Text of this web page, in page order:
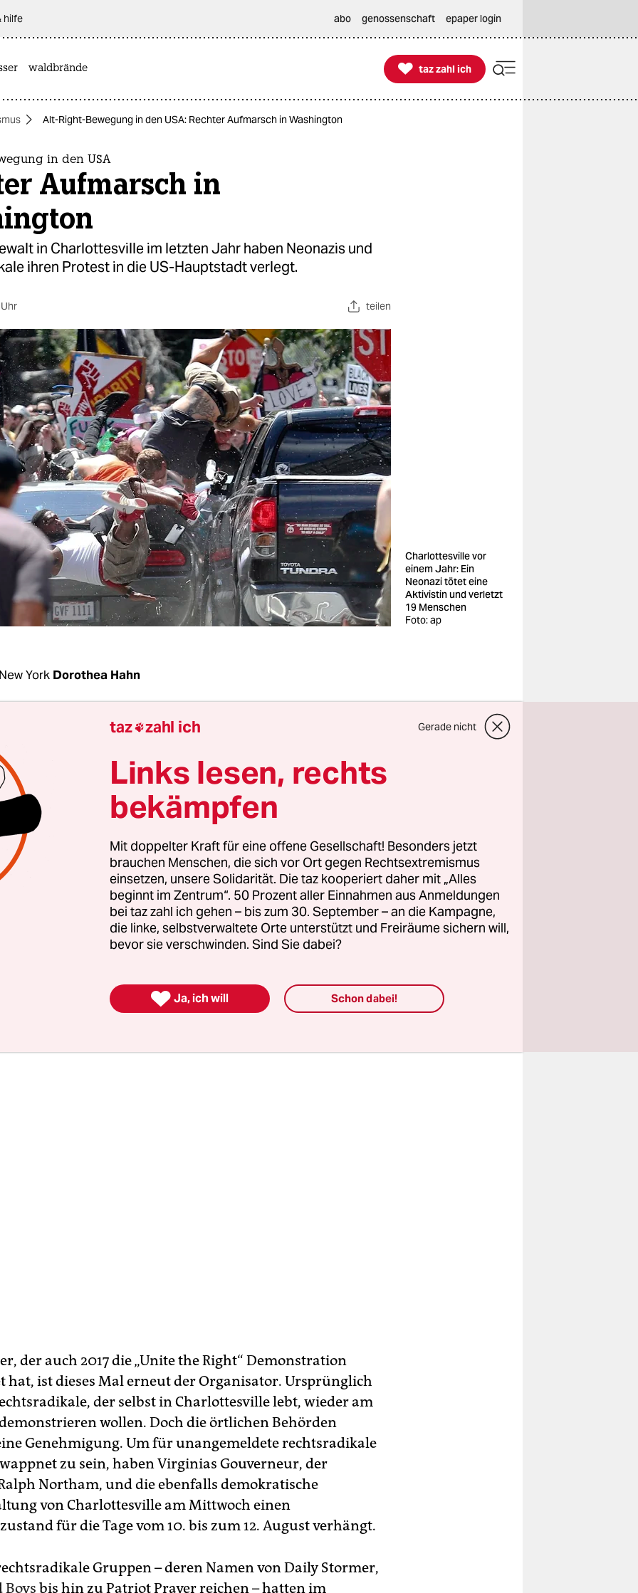
hilfe abo genossenschaft epaper login
waldbrände 
taz zahl ich
taz zahl ich
Alt-Right-Bewegung in den USA: Rechter Aufmarsch in Washington
in den USA
Aufmarsch in
in Charlottesville im letzten Jahr haben Neonazis und
ihren Protest in die US-Hauptstadt verlegt.
teilen
Charlottesville vor
einem Jahr: Ein
Neonazi tötet eine
Aktivistin und verletzt
19 Menschen
Foto: ap
York Dorothea Hahn
Neonazis und andere Rechtsradikale ihren Terror
in Virginia gebracht
eine junge Frau getötetund Dutzende andere
schwer verletzt haben, wollen sie an diesem Sonntag
Hauptstadt Washington, D. C., marschieren. Im letzten
sie die Statue für Bürgerkriegsgeneral Robert Lee vor dem
, jetzt geht es ihnen um die Verteidigung der angeblich
„weißen Bürgerrechte“.
zu August 2017, als zwar die Geheimdienste von der
der Rechtsradikalen wussten, aber die örtliche
Unter anderem dürfen die Demonstranten am Sonntag
und keine Schusswaffen tragen. Auch
der auch 2017 die „Unite the Right“ Demons­tra­tion
hat, ist dieses Mal erneut der Organisator. Ursprünglich
der selbst in Char­lottes­ville lebt, wieder am
wollen. Doch die örtlichen Behörden
Genehmigung. Um für unangemeldete rechtsradikale
zu sein, haben Virginias Gouverneur, der
Northam, und die ebenfalls demokratische
von Charlottesville am Mittwoch einen
für die Tage vom 10. bis zum 12. August verhängt.
Gruppen – deren Namen von Dai­ly Stormer,
Boys bis hin zu Patriot Prayer reichen – hatten im
taz zahl ich Gerade nicht
Links lesen, rechts
bekämpfen
Mit doppelter Kraft für eine offene Gesellschaft! Besonders jetzt
brauchen Menschen, die sich vor Ort gegen Rechtsextremismus
einsetzen, unsere Solidarität. Die taz kooperiert daher mit „Alles
beginnt im Zentrum“. 50 Prozent aller Einnahmen aus Anmeldungen
bei taz zahl ich gehen – bis zum 30. September – an die Kampagne,
die linke, selbstverwaltete Orte unterstützt und Freiräume sichern will,
bevor sie verschwinden. Sind Sie dabei?
 Ja, ich will Schon dabei!